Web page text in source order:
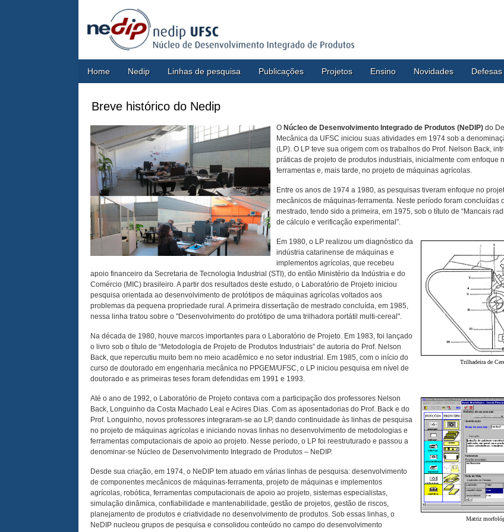
Home Nedip Linhas de pesquisa Publicações Projetos Ensino Novidades Defesas
Breve histórico do Nedip
O Núcleo de Desenvolvimento Integrado de Produtos (NeDIP) do
Mecânica da UFSC iniciou suas atividades em 1974 sob a
(LP). O LP teve sua origem com os trabalhos do Prof. Nelson Back,
práticas de projeto de produtos industriais, inicialmente com enfoque
ferramentas e, mais tarde, no projeto de máquinas agrícolas.
Entre os anos de 1974 a 1980, as pesquisas tiveram enfoque no
mecânicos de máquinas-ferramenta. Neste período foram concluídas
mestrado, tendo sido a primeira, em 1975, sob o título de “Mancais
de cálculo e verificação experimental”.
Trilhadeira de
Em 1980, o LP realizou um diagnóstico da
indústria catarinense de máquinas e
implementos agrícolas, que recebeu
apoio financeiro da Secretaria de Tecnologia Industrial (STI), do então Ministério da Indústria e do
Comércio (MIC) brasileiro. A partir dos resultados deste estudo, o Laboratório de Projeto iniciou
pesquisa orientada ao desenvolvimento de protótipos de máquinas agrícolas voltados aos
problemas da pequena propriedade rural. A primeira dissertação de mestrado concluída, em 1985,
nessa linha tratou sobre o "Desenvolvimento do protótipo de uma trilhadora portátil multi-cereal".
Na década de 1980, houve marcos importantes para o Laboratório de Projeto. Em 1983, foi lançado
o livro sob o título de “Metodologia de Projeto de Produtos Industriais” de autoria do Prof. Nelson
Back, que repercutiu muito bem no meio acadêmico e no setor industrial. Em 1985, com o início do
curso de doutorado em engenharia mecânica no PPGEM/UFSC, o LP iniciou pesquisa em nível de
doutorado e as primeiras teses foram defendidas em 1991 e 1993.
Matriz
Até o ano de 1992, o Laboratório de Projeto contava com a participação dos professores Nelson
Back, Longuinho da Costa Machado Leal e Acires Dias. Com as aposentadorias do Prof. Back e do
Prof. Longuinho, novos professores integraram-se ao LP, dando continuidade às linhas de pesquisa
no projeto de máquinas agrícolas e iniciando novas linhas no desenvolvimento de metodologias e
ferramentas computacionais de apoio ao projeto. Nesse período, o LP foi reestruturado e passou a
denominar-se Núcleo de Desenvolvimento Integrado de Produtos – NeDIP.
Desde sua criação, em 1974, o NeDIP tem atuado em várias linhas de pesquisa: desenvolvimento
de componentes mecânicos de máquinas-ferramenta, projeto de máquinas e implementos
agrícolas, robótica, ferramentas computacionais de apoio ao projeto, sistemas especialistas,
simulação dinâmica, confiabilidade e mantenabilidade, gestão de projetos, gestão de riscos,
planejamento de produtos e criatividade no desenvolvimento de produtos. Sob essas linhas, o
NeDIP nucleou grupos de pesquisa e consolidou conteúdo no campo do desenvolvimento